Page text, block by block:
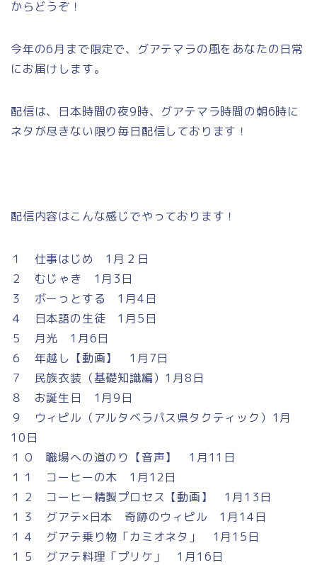
からどうぞ！
今年の6月まで限定で、グアテマラの風をあなたの日常
にお届けします。
配信は、日本時間の夜9時、グアテマラ時間の朝6時に
ネタが尽きない限り毎日配信しております！
配信内容はこんな感じでやっております！
１ 仕事はじめ 1月２日
２ むじゃき 1月3日
３ ボーっとする 1月4日
４ 日本語の生徒 1月5日
５ 月光 1月6日
６ 年越し【動画】 1月7日
７ 民族衣装（基礎知識編）1月8日
８ お誕生日 1月9日
９ ウィピル（アルタベラパス県タクティック）1月
10日
１０ 職場への道のり【音声】 1月11日
１１ コーヒーの木 1月12日
１２ コーヒー精製プロセス【動画】 1月13日
１３ グアテ×日本 奇跡のウィピル 1月14日
１４ グアテ乗り物「カミオネタ」 1月15日
１５ グアテ料理「プリケ」 1月16日